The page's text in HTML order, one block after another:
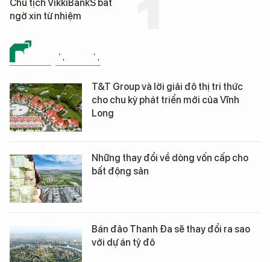
Chủ tịch VikkiBankS bất
ngờ xin từ nhiệm
BẤT ĐỘNG SẢN
T&T Group và lời giải đô thị tri thức
cho chu kỳ phát triển mới của Vĩnh
Long
Những thay đổi về dòng vốn cấp cho
bất động sản
Bán đảo Thanh Đa sẽ thay đổi ra sao
với dự án tỷ đô